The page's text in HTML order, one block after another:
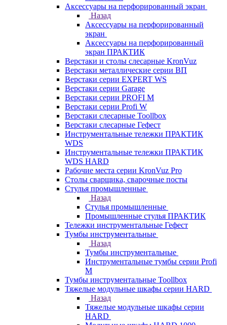
Аксессуары на перфорированный экран
Назад
Аксессуары на перфорированный
экран
Аксессуары на перфорированный
экран ПРАКТИК
Верстаки и столы слесарные KronVuz
Верстаки металлические серии ВП
Верстаки серии EXPERT WS
Верстаки серии Garage
Верстаки серии PROFI M
Верстаки серии Profi W
Верстаки слесарные Toollbox
Верстаки слесарные Гефест
Инструментальные тележки ПРАКТИК
WDS
Инструментальные тележки ПРАКТИК
WDS HARD
Рабочие места серии KronVuz Pro
Столы сварщика, сварочные посты
Стулья промышленные
Назад
Стулья промышленные
Промышленные стулья ПРАКТИК
Тележки инструментальные Гефест
Тумбы инструментальные
Назад
Тумбы инструментальные
Инструментальные тумбы серии Profi
M
Тумбы инструментальные Toollbox
Тяжелые модульные шкафы серии HARD
Назад
Тяжелые модульные шкафы серии
HARD